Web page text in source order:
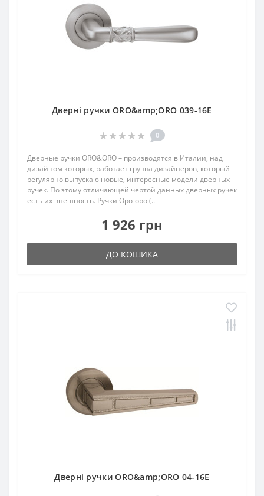
Дверні ручки ORO&amp;ORO 039-16E
0
Дверные ручки ORO&ORO – производятся в Италии, над
дизайном которых, работает группа дизайнеров, который
регулярно выпускаю новые, интересные модели дверных
ручек. По этому отличающей чертой данных дверных ручек
есть их внешность. Ручки Оро-оро (..
1 926 грн
ДО КОШИКА
Дверні ручки ORO&amp;ORO 04-16E